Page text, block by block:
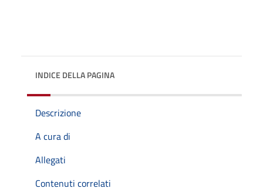
INDICE DELLA PAGINA
Descrizione
A cura di
Allegati
Contenuti correlati